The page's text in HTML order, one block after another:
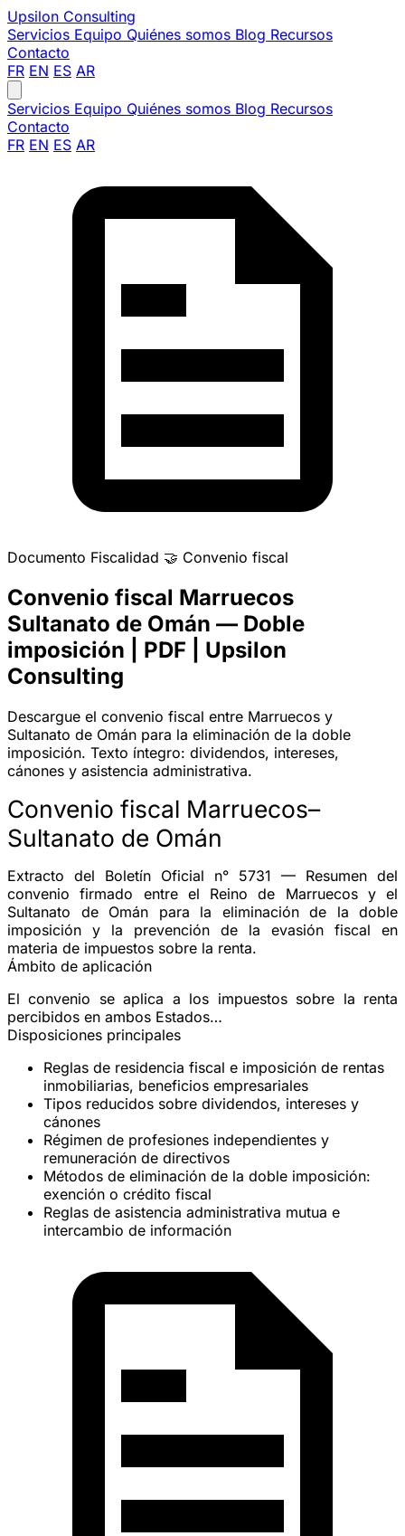
Upsilon Consulting
Servicios Equipo Quiénes somos Blog Recursos
Contacto
FR EN ES AR
Servicios Equipo Quiénes somos Blog Recursos
Contacto
FR EN ES AR
Documento Fiscalidad 🤝 Convenio fiscal
Convenio fiscal Marruecos
Sultanato de Omán — Doble
imposición | PDF | Upsilon
Consulting
Descargue el convenio fiscal entre Marruecos y
Sultanato de Omán para la eliminación de la doble
imposición. Texto íntegro: dividendos, intereses,
cánones y asistencia administrativa.
Convenio fiscal Marruecos–
Sultanato de Omán
Extracto del Boletín Oficial n° 5731 — Resumen del
convenio firmado entre el Reino de Marruecos y el
Sultanato de Omán para la eliminación de la doble
imposición y la prevención de la evasión fiscal en
materia de impuestos sobre la renta.
Ámbito de aplicación
El convenio se aplica a los impuestos sobre la renta
percibidos en ambos Estados…
Disposiciones principales
Reglas de residencia fiscal e imposición de rentas
inmobiliarias, beneficios empresariales
Tipos reducidos sobre dividendos, intereses y
cánones
Régimen de profesiones independientes y
remuneración de directivos
Métodos de eliminación de la doble imposición:
exención o crédito fiscal
Reglas de asistencia administrativa mutua e
intercambio de información